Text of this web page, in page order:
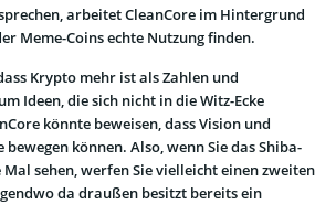
arbeitet CleanCore im Hintergrund
Meme-Coins echte Nutzung finden.
Krypto mehr ist als Zahlen und
Ideen, die sich nicht in die Witz-Ecke
könnte beweisen, dass Vision und
können. Also, wenn Sie das Shiba-
Mal sehen, werfen Sie vielleicht einen zweiten
da draußen besitzt bereits ein